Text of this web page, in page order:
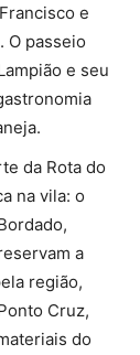
e
O passeio
e seu
da Rota do
na vila: o
a
região,
Cruz,
do